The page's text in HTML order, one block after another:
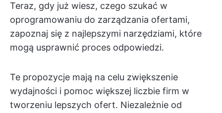
Teraz, gdy już wiesz, czego szukać w
oprogramowaniu do zarządzania ofertami,
zapoznaj się z najlepszymi narzędziami, które
mogą usprawnić proces odpowiedzi.
Te propozycje mają na celu zwiększenie
wydajności i pomoc większej liczbie firm w
tworzeniu lepszych ofert. Niezależnie od